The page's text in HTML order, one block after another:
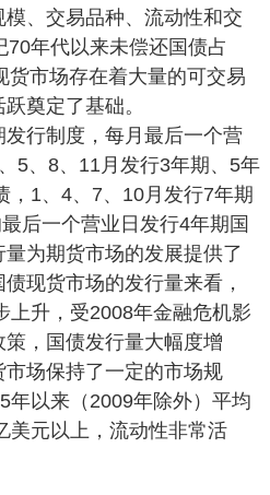
、交易品种、流动性和交
年代以来未偿还国债占
货市场存在着大量的可交易
奠定了基础。
行制度，每月最后一个营
5、8、11月发行3年期、5年
，1、4、7、10月发行7年期
后一个营业日发行4年期国
为期货市场的发展提供了
现货市场的发行量来看，
上升，受2008年金融危机影
，国债发行量大幅度增
场保持了一定的市场规
年以来（2009年除外）平均
美元以上，流动性非常活